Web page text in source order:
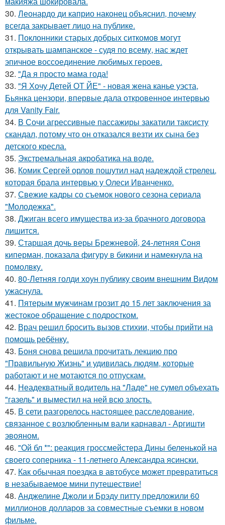
30. Леонардо ди каприо наконец объяснил, почему
всегда закрывает лицо на публике.
31. Поклонники старых добрых ситкомов могут
открывать шампанское - судя по всему, нас ждет
эпичное воссоединение любимых героев.
32. "Да я просто мама года!
33. "Я Хочу Детей ОТ ЙЕ" - новая жена канье уэста,
Бьянка цензори, впервые дала откровенное интервью
для Vanity Fair.
34. В Сочи агрессивные пассажиры закатили таксисту
скандал, потому что он отказался везти их сына без
детского кресла.
35. Экстремальная акробатика на воде.
36. Комик Сергей орлов пошутил над надеждой стрелец,
которая брала интервью у Олеси Иванченко.
37. Свежие кадры со съемок нового сезона сериала
"Молодежка".
38. Джиган всего имущества из-за брачного договора
лишится.
39. Старшая дочь веры Брежневой, 24-летняя Соня
киперман, показала фигуру в бикини и намекнула на
помолвку.
40. 80-Летняя голди хоун публику своим внешним Видом
ужаснула.
41. Пятерым мужчинам грозит до 15 лет заключения за
жестокое обращение с подростком.
42. Врач решил бросить вызов стихии, чтобы прийти на
помощь ребёнку.
43. Боня снова решила прочитать лекцию про
"Правильную Жизнь" и удивилась людям, которые
работают и не мотаются по отпускам.
44. Неадекватный водитель на "Ладе" не сумел объехать
"газель" и выместил на ней всю злость.
45. В сети разгорелось настоящее расследование,
связанное с возлюбленным вали карнавал - Аргишти
эвояном.
46. "Ой бл *": реакция гроссмейстера Дины беленькой на
своего соперника - 11-летнего Александра ясински.
47. Как обычная поездка в автобусе может превратиться
в незабываемое мини путешествие!
48. Анджелине Джоли и Брэду питту предложили 60
миллионов долларов за совместные съемки в новом
фильме.